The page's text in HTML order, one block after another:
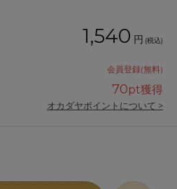
1,540 円 (税込)
会員登録(無料)
70pt獲得
オカダヤポイントについて >